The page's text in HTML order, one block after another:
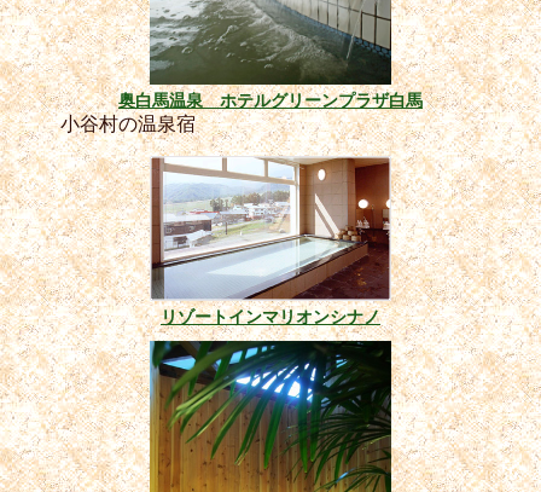
奥白馬温泉 ホテルグリーンプラザ白馬
小谷村の温泉宿
リゾートインマリオンシナノ